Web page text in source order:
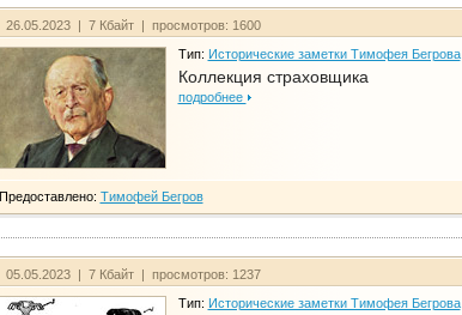
26.05.2023 | 7 Кбайт | просмотров: 1600
Тип: Исторические заметки Тимофея Бегрова
Коллекция страховщика
подробнее
Предоставлено: Тимофей Бегров
05.05.2023 | 7 Кбайт | просмотров: 1237
Тип: Исторические заметки Тимофея Бегрова